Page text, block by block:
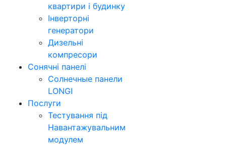
квартири і будинку
Інверторні
генератори
Дизельні
компресори
Сонячні панелі
Солнечные панели
LONGI
Послуги
Тестування під
Навантажувальним
модулем